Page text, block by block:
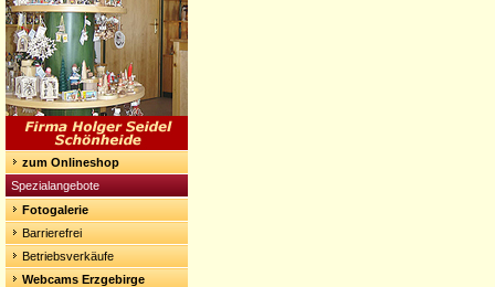
zum Onlineshop
Spezialangebote
Fotogalerie
Barrierefrei
Betriebsverkäufe
Webcams Erzgebirge